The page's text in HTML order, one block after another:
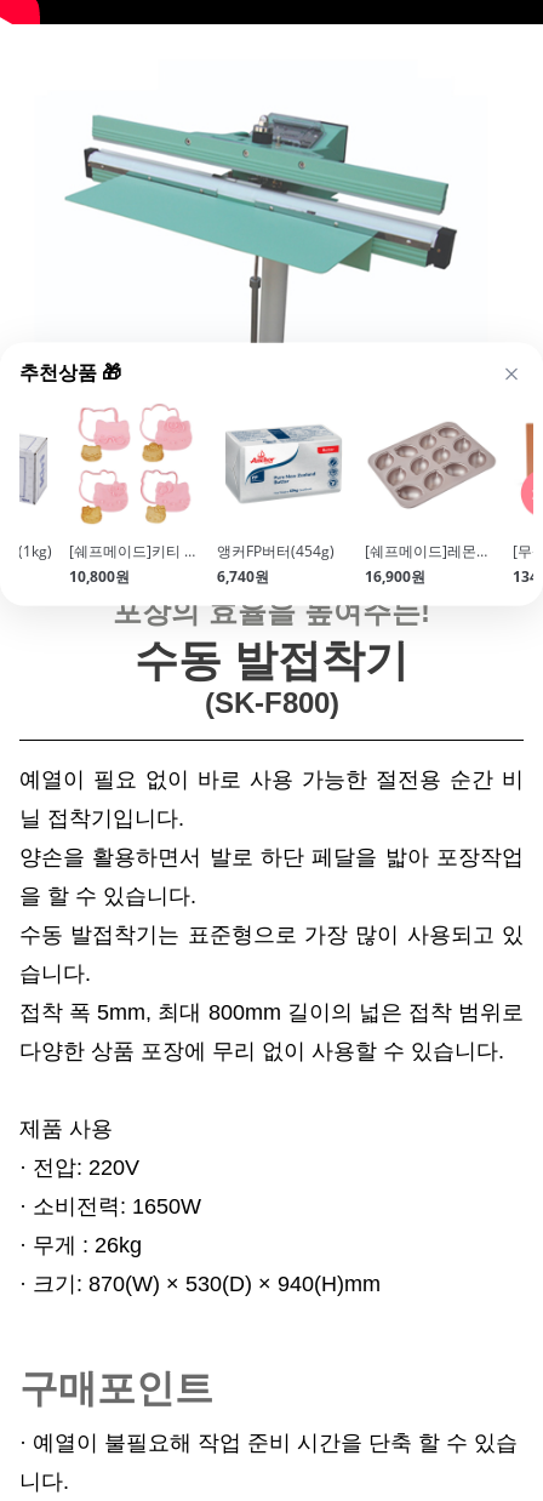
추천상품 🎁
(1kg)
[쉐프메이드]키티 쿠키커터(4종)
10,800원
앵커FP버터(454g)
6,740원
[쉐프메이드]레몬케이크팬_치요다틀 수준의 프리미엄 코팅
16,900원
포장의 효율을 높여주는!
수동 발접착기
(SK-F800)
예열이 필요 없이 바로 사용 가능한 절전용 순간 비
닐 접착기입니다.
양손을 활용하면서 발로 하단 페달을 밟아 포장작업
을 할 수 있습니다.
수동 발접착기는 표준형으로 가장 많이 사용되고 있
습니다.
접착 폭 5mm, 최대 800mm 길이의 넓은 접착 범위로
다양한 상품 포장에 무리 없이 사용할 수 있습니다.
제품 사용
· 전압: 220V
· 소비전력: 1650W
· 무게 : 26kg
· 크기: 870(W) × 530(D) × 940(H)mm
구매포인트
· 예열이 불필요해 작업 준비 시간을 단축 할 수 있습
니다.